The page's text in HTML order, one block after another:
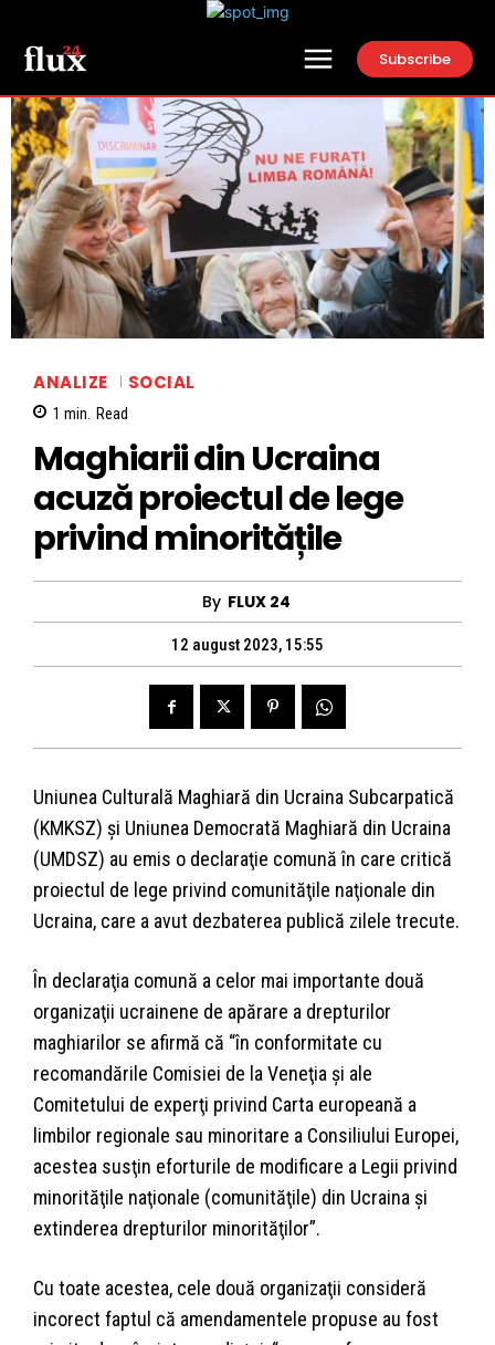
Subscribe
ANALIZE SOCIAL
1 min. Read
Maghiarii din Ucraina
acuză proiectul de lege
privind minoritățile
By FLUX 24
12 august 2023, 15:55
Uniunea Culturală Maghiară din Ucraina Subcarpatică
(KMKSZ) şi Uniunea Democrată Maghiară din Ucraina
(UMDSZ) au emis o declaraţie comună în care critică
proiectul de lege privind comunităţile naţionale din
Ucraina, care a avut dezbaterea publică zilele trecute.
În declaraţia comună a celor mai importante două
organizaţii ucrainene de apărare a drepturilor
maghiarilor se afirmă că “în conformitate cu
recomandările Comisiei de la Veneţia şi ale
Comitetului de experţi privind Carta europeană a
limbilor regionale sau minoritare a Consiliului Europei,
acestea susţin eforturile de modificare a Legii privind
minorităţile naţionale (comunităţile) din Ucraina şi
extinderea drepturilor minorităţilor”.
Cu toate acestea, cele două organizaţii consideră
incorect faptul că amendamentele propuse au fost